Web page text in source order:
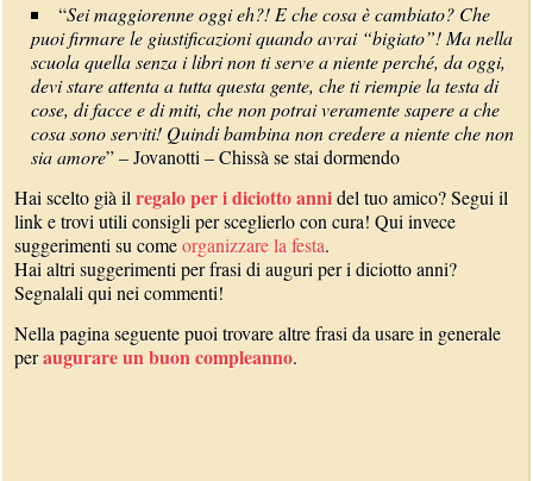
“Sei maggiorenne oggi eh?! E che cosa è cambiato? Che
puoi firmare le giustificazioni quando avrai “bigiato”! Ma nella
scuola quella senza i libri non ti serve a niente perché, da oggi,
devi stare attenta a tutta questa gente, che ti riempie la testa di
cose, di facce e di miti, che non potrai veramente sapere a che
cosa sono serviti! Quindi bambina non credere a niente che non
sia amore” – Jovanotti – Chissà se stai dormendo
Hai scelto già ilregalo per i diciotto annidel tuo amico? Segui il
link e trovi utili consigli per sceglierlo con cura! Qui invece
suggerimenti su comeorganizzare la festa.
Hai altri suggerimenti per frasi di auguri per i diciotto anni?
Segnalali qui nei commenti!
Nella pagina seguente puoi trovare altre frasi da usare in generale
peraugurare un buon compleanno.